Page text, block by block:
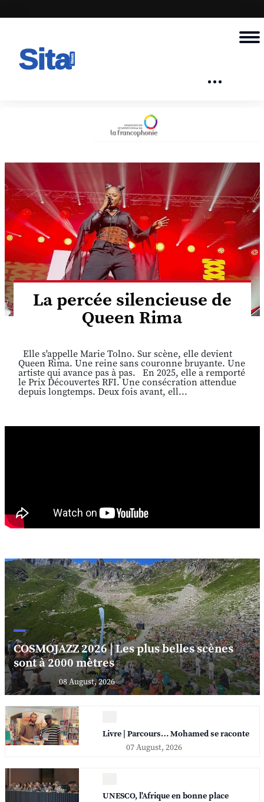
La percée silencieuse de
Queen Rima
Elle s'appelle Marie Tolno. Sur scène, elle devient
Queen Rima. Une reine sans couronne bruyante. Une
artiste qui avance pas à pas. En 2025, elle a remporté
le Prix Découvertes RFI. Une consécration attendue
depuis longtemps. Deux fois avant, ell...
COSMOJAZZ 2026 | Les plus belles scènes
sont à 2000 mètres
08 August, 2026
Livre | Parcours… Mohamed se raconte
07 August, 2026
UNESCO, l'Afrique en bonne place